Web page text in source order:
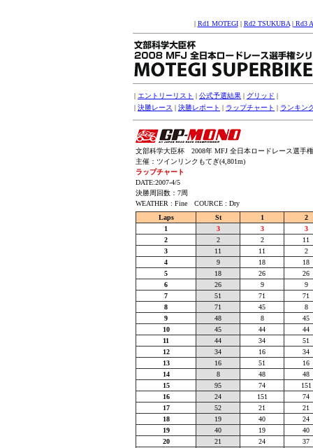
| Rd1 MOTEGI| Rd2 TSUKUBA|Rd3
| エントリーリスト | 公式予選結果 | グリッド |
| 決勝レース | 決勝レポート | ラップチャート | ランキン
文部科学大臣杯 2008年 MFJ 全日本ロードレース選手
主催：ツインリンクもてぎ(4,801m)
ラップチャート
DATE:2007-4/5
決勝周回数：7周
WEATHER : Fine COURCE : Dry
Laps
St 1
2
1
3 3
3
2
2 2
11
3
11 11
2
4
9 18
18
5
18 26
26
6
26 9
9
7
51 71
71
8
71 45
8
9
48 8
45
10
45 44
44
11
44 34
51
12
34 16
34
13
16 51
16
14
8 48
48
15
95 74
151
16
24 151
74
17
52 21
21
18
19 40
24
19
40 19
40
20
21 24
37